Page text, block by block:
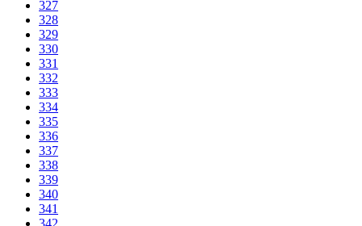
327
328
329
330
331
332
333
334
335
336
337
338
339
340
341
342